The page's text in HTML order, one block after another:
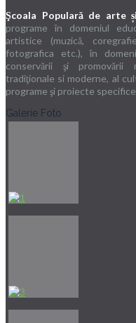
Şcoala Populară de arte
programe în domeniul
artistice (muzică,
fotografica etc.), în
conservării şi promovării
tradiţionale si moderne, al
programe şi proiecte
Galerie Foto